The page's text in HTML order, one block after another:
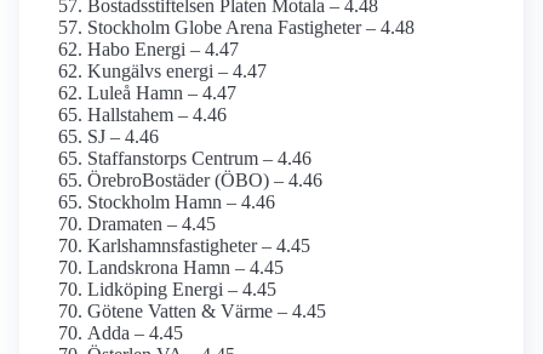
Bostadsstiftelsen Platen Motala – 4.48
Stockholm Globe Arena Fastigheter – 4.48
Habo Energi – 4.47
Kungälvs energi – 4.47
Luleå Hamn – 4.47
Hallstahem – 4.46
SJ – 4.46
Staffanstorps Centrum – 4.46
ÖrebroBostäder (ÖBO) – 4.46
Stockholm Hamn – 4.46
Dramaten – 4.45
Karlshamnsfastigheter – 4.45
Landskrona Hamn – 4.45
Lidköping Energi – 4.45
Götene Vatten & Värme – 4.45
Adda – 4.45